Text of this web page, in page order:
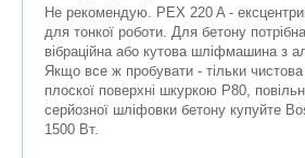
Не рекомендую. PEX 220 A -
для тонкої роботи. Для бетону
вібраційна або кутова шліфмашина з
Якщо все ж пробувати - тільки
плоскої поверхні шкуркою P80,
серйозної шліфовки бетону купуйте
1500 Вт.